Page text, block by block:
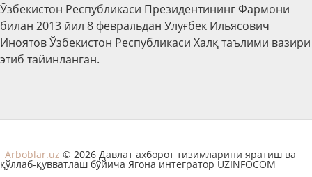
Ўзбекистон Республикаси Президентининг Фармони
билан 2013 йил 8 февральдан Улуғбек Ильясович
Иноятов Ўзбекистон Республикаси Халқ таълими вазири
этиб тайинланган.
Arboblar.uz © 2026 Давлат ахборот тизимларини яратиш ва
қўллаб-қувватлаш бўйича Ягона интегратор UZINFOCOM